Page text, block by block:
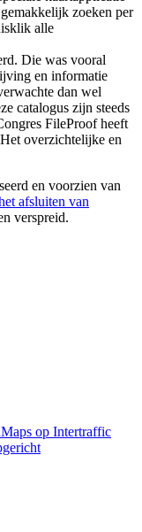
zoeken per
alle
Die was vooral
en informatie
dan wel
catalogus zijn steeds
FileProof heeft
overzichtelijke en
en voorzien van
afsluiten van
verspreid.
op Intertraffic